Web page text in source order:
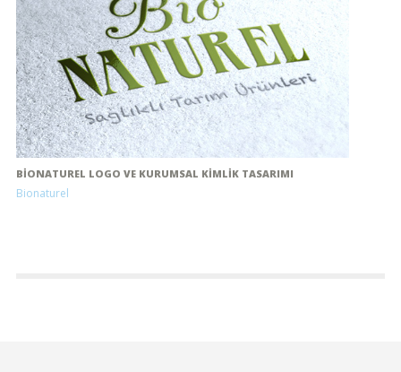
BIONATUREL LOGO VE KURUMSAL KIMLIK TASARIMI
Bionaturel